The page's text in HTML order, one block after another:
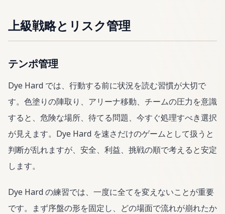
上級戦略とリスク管理
テンポ管理
Dye Hard では、行動する前に状況を読む習慣が大切で
す。色塗りの陣取り、アリーナ移動、チームの圧力を意識
すると、危険な場所、待てる問題、今すぐ処理すべき選択
が見えます。Dye Hard を速さだけのゲームとして扱うと
判断が乱れますが、安全、利益、挑戦の順で考えると安定
します。
Dye Hard の練習では、一度に全てを変えないことが重要
です。まず序盤の形を固定し、どの場面で流れが崩れたか